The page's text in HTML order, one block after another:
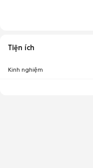
Tiện ích
Kinh nghiệm